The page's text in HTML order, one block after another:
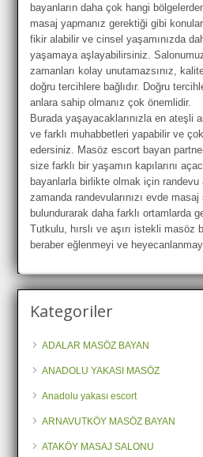
bayanların daha çok hangi
masaj yapmanız gerektiği gibi
fikir alabilir ve cinsel yaşamınızda
yaşamaya aşlayabilirsiniz.
zamanları kolay unutamazsınız,
doğru tercihlere bağlıdır. Doğru
anlara sahip olmanız çok önemlidir.
Burada yaşayacaklarınızla en ateşli
ve farklı muhabbetleri yapabilir ve
edersiniz. Masöz escort bayan
size farklı bir yaşamın kapılarını
bayanlarla birlikte olmak için randevu
zamanda randevularınızı evde
bulundurarak daha farklı ortamlarda
Tutkulu, hırslı ve aşırı istekli masöz
beraber eğlenmeyi ve
Kategoriler
ADALAR MASÖZ BAYAN
ANADOLU YAKASI MASÖZ
Anadolu yakası escort
ARNAVUTKÖY MASÖZ BAYAN
ATAKÖY MASAJ SALONU